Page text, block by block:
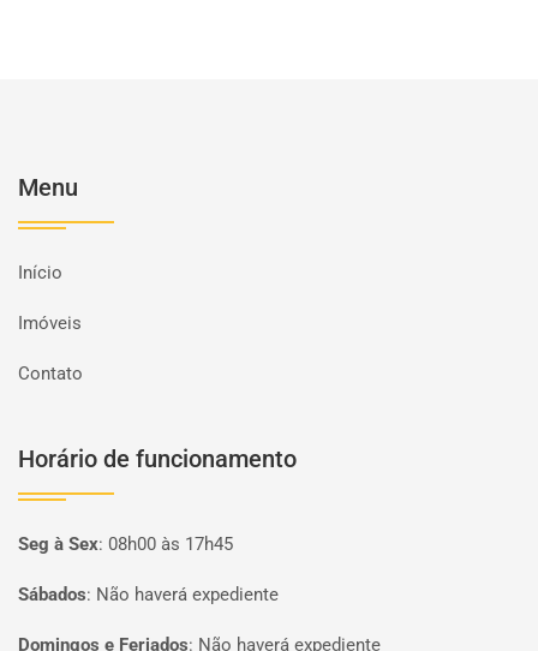
Menu
Início
Imóveis
Contato
Horário de funcionamento
Seg à Sex: 08h00 às 17h45
Sábados: Não haverá expediente
Domingos e Feriados: Não haverá expediente